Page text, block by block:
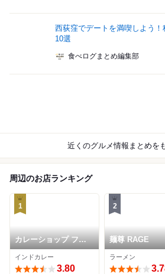
西荻窪でデートを満喫しよう
10選
食べログまとめ編集部
近くのグルメ情報まとめを
周辺のお店ランキング
1
カレーショップ フェ
ンネル
インドカレー
3.80
2
麺尊 RAGE
ラーメン